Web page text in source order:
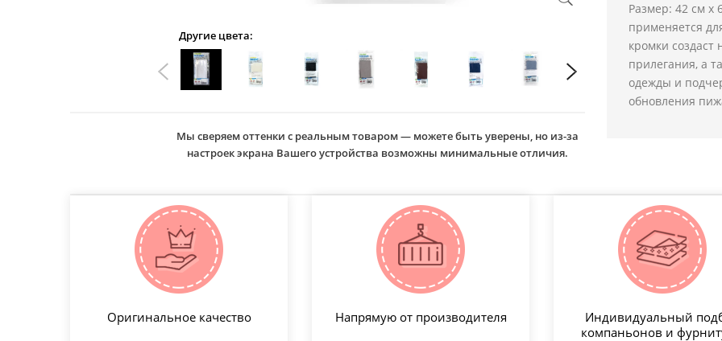
Другие цвета:
Мы сверяем оттенки с реальным товаром — можете быть уверены, но из-за
настроек экрана Вашего устройства возможны минимальные отличия.
Размер: 42 см х
применяется
кромки
прилегания, а
одежды и
обновления
Оригинальное качество Напрямую от производителя
Индивидуальный
компаньонов и